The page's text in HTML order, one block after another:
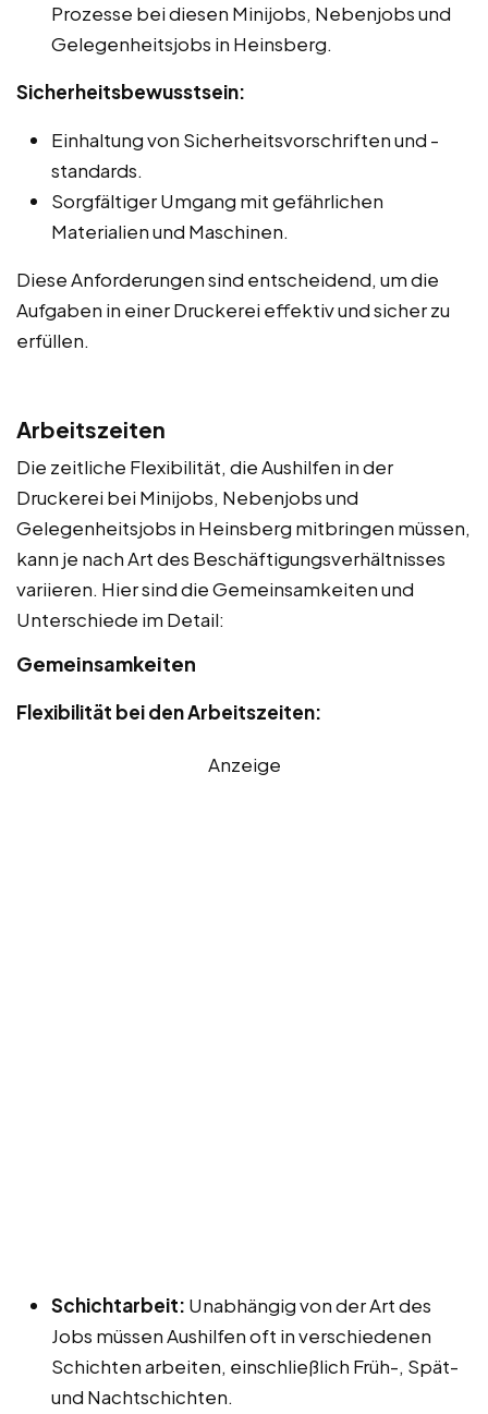
Prozesse bei diesen Minijobs, Nebenjobs und
Gelegenheitsjobs in Heinsberg.
Sicherheitsbewusstsein:
Einhaltung von Sicherheitsvorschriften und -
standards.
Sorgfältiger Umgang mit gefährlichen
Materialien und Maschinen.
Diese Anforderungen sind entscheidend, um die
Aufgaben in einer Druckerei effektiv und sicher zu
erfüllen.
Arbeitszeiten
Die zeitliche Flexibilität, die Aushilfen in der
Druckerei bei Minijobs, Nebenjobs und
Gelegenheitsjobs in Heinsberg mitbringen müssen,
kann je nach Art des Beschäftigungsverhältnisses
variieren. Hier sind die Gemeinsamkeiten und
Unterschiede im Detail:
Gemeinsamkeiten
Flexibilität bei den Arbeitszeiten:
Anzeige
Schichtarbeit: Unabhängig von der Art des
Jobs müssen Aushilfen oft in verschiedenen
Schichten arbeiten, einschließlich Früh-, Spät-
und Nachtschichten.